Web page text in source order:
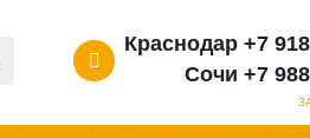
Краснодар +7
Сочи +7